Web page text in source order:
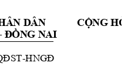
DÂN
ĐỒNG NAI
CỘNG HÒ
-HNGĐ